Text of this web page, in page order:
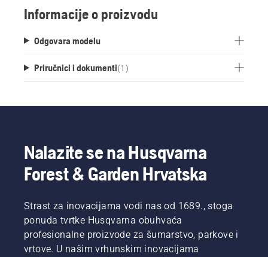
razvijen deterdžent koji nije fosfat i biorazgradiv
Informacije o proizvodu
Odgovara modelu
Priručnici i dokumenti(1 )
Nalazite se na Husqvarna
Forest & Garden Hrvatska
Strast za inovacijama vodi nas od 1689., stoga
ponuda tvrtke Husqvarna obuhvaća
profesionalne proizvode za šumarstvo, parkove i
vrtove. U našim vrhunskim inovacijama